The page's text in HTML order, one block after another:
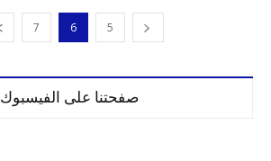
5
6
7
صفحتنا على الفيسبوك